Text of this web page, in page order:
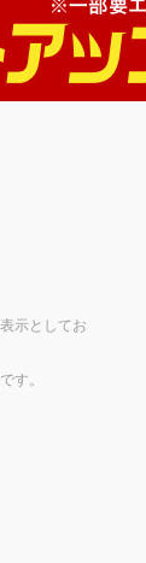
示としてお
す。